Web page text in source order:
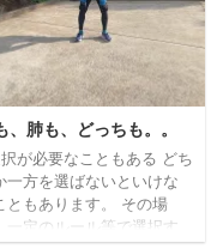
暑さはどうにもなりませ
した。。 ちょっと前にベ
タイプのジャケットを新
たので、それも試してみ
たが、個人の感想としま
は、「幾分マシではある
の暑いもんは暑い！」と
結果となりました。 エン
の排熱と日差しで、暑さ
さ）が上からも下からも
で。 山間部は涼しく ...
、肺も、どっちも。。
が必要なこともある どち
一方を選ばないといけな
ともあります。 その場
一定のルール等で選択す